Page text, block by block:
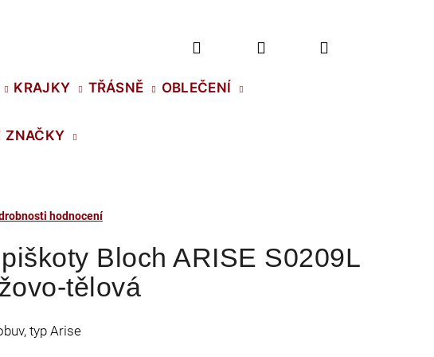
KRAJKY TŘÁSNĚ OBLEČENÍ
ZNAČKY
Přihlášení
hodnocení
Bloch ARISE S0209L
tělová
typ Arise